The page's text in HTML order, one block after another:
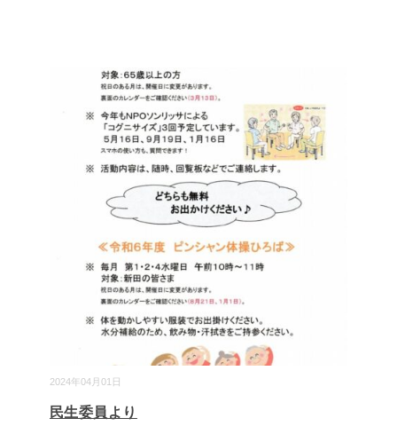
2024年04月01日
民生委員より